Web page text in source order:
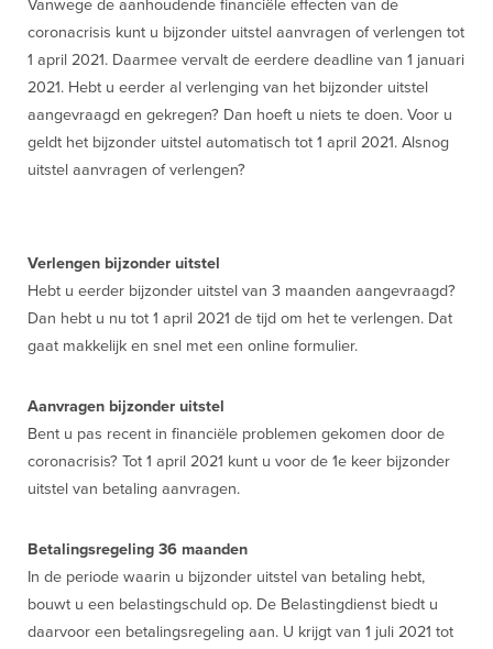
Vanwege de aanhoudende financiële effecten van de
coronacrisis kunt u bijzonder uitstel aanvragen of verlengen tot
1 april 2021. Daarmee vervalt de eerdere deadline van 1 januari
2021. Hebt u eerder al verlenging van het bijzonder uitstel
aangevraagd en gekregen? Dan hoeft u niets te doen. Voor u
geldt het bijzonder uitstel automatisch tot 1 april 2021. Alsnog
uitstel aanvragen of verlengen?
Verlengen bijzonder uitstel
Hebt u eerder bijzonder uitstel van 3 maanden aangevraagd?
Dan hebt u nu tot 1 april 2021 de tijd om het te verlengen. Dat
gaat makkelijk en snel met een online formulier.
Aanvragen bijzonder uitstel
Bent u pas recent in financiële problemen gekomen door de
coronacrisis? Tot 1 april 2021 kunt u voor de 1e keer bijzonder
uitstel van betaling aanvragen.
Betalingsregeling 36 maanden
In de periode waarin u bijzonder uitstel van betaling hebt,
bouwt u een belastingschuld op. De Belastingdienst biedt u
daarvoor een betalingsregeling aan. U krijgt van 1 juli 2021 tot